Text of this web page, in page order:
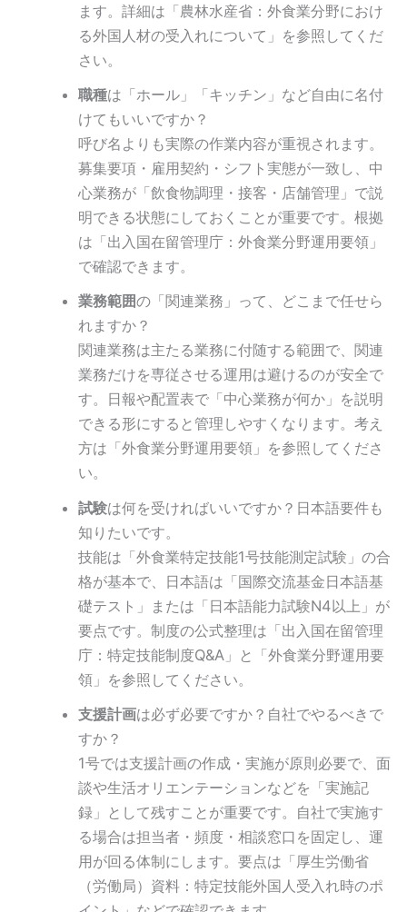
ます。詳細は「農林水産省：外食業分野におけ
る外国人材の受入れについて」を参照してくだ
さい。
職種は「ホール」「キッチン」など自由に名付
けてもいいですか？
呼び名よりも実際の作業内容が重視されます。
募集要項・雇用契約・シフト実態が一致し、中
心業務が「飲食物調理・接客・店舗管理」で説
明できる状態にしておくことが重要です。根拠
は「出入国在留管理庁：外食業分野運用要領」
で確認できます。
業務範囲の「関連業務」って、どこまで任せら
れますか？
関連業務は主たる業務に付随する範囲で、関連
業務だけを専従させる運用は避けるのが安全で
す。日報や配置表で「中心業務が何か」を説明
できる形にすると管理しやすくなります。考え
方は「外食業分野運用要領」を参照してくださ
い。
試験は何を受ければいいですか？日本語要件も
知りたいです。
技能は「外食業特定技能1号技能測定試験」の合
格が基本で、日本語は「国際交流基金日本語基
礎テスト」または「日本語能力試験N4以上」が
要点です。制度の公式整理は「出入国在留管理
庁：特定技能制度Q&A」と「外食業分野運用要
領」を参照してください。
支援計画は必ず必要ですか？自社でやるべきで
すか？
1号では支援計画の作成・実施が原則必要で、面
談や生活オリエンテーションなどを「実施記
録」として残すことが重要です。自社で実施す
る場合は担当者・頻度・相談窓口を固定し、運
用が回る体制にします。要点は「厚生労働省
（労働局）資料：特定技能外国人受入れ時のポ